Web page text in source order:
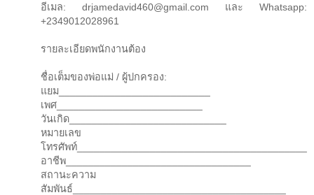
อีเมล: drjamedavid460@gmail.com และ Whatsapp:
+2349012028961
รายละเอียดพนักงานต้อง
ชื่อเต็มของพ่อแม่ / ผู้ปกครอง:
แยม___________________________
เพศ__________________________
วันเกิด____________________________
หมายเลข
โทรศัพท์_________________________________________
อาชีพ_________________________________
สถานะความ
สัมพันธ์______________________________________